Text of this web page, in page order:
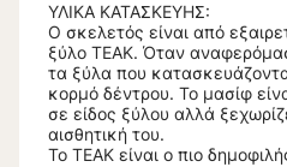
ΥΛΙΚΑ ΚΑΤΑΣΚΕΥΗΣ:
Ο σκελετός είναι από
ξύλο ΤΕΑΚ. Όταν
τα ξύλα που
κορμό δέντρου. Το μασίφ
σε είδος ξύλου αλλά
αισθητική του.
Το ΤΕΑΚ είναι ο πιο